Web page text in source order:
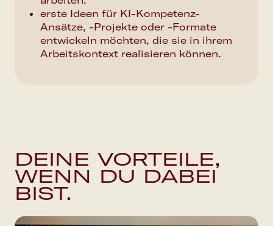
erste Ideen für KI-Kompetenz-
Ansätze, -Projekte oder -Formate
entwickeln möchten, die sie in ihrem
Arbeitskontext realisieren können.
DEINE VORTEILE,
WENN DU DABEI
BIST.